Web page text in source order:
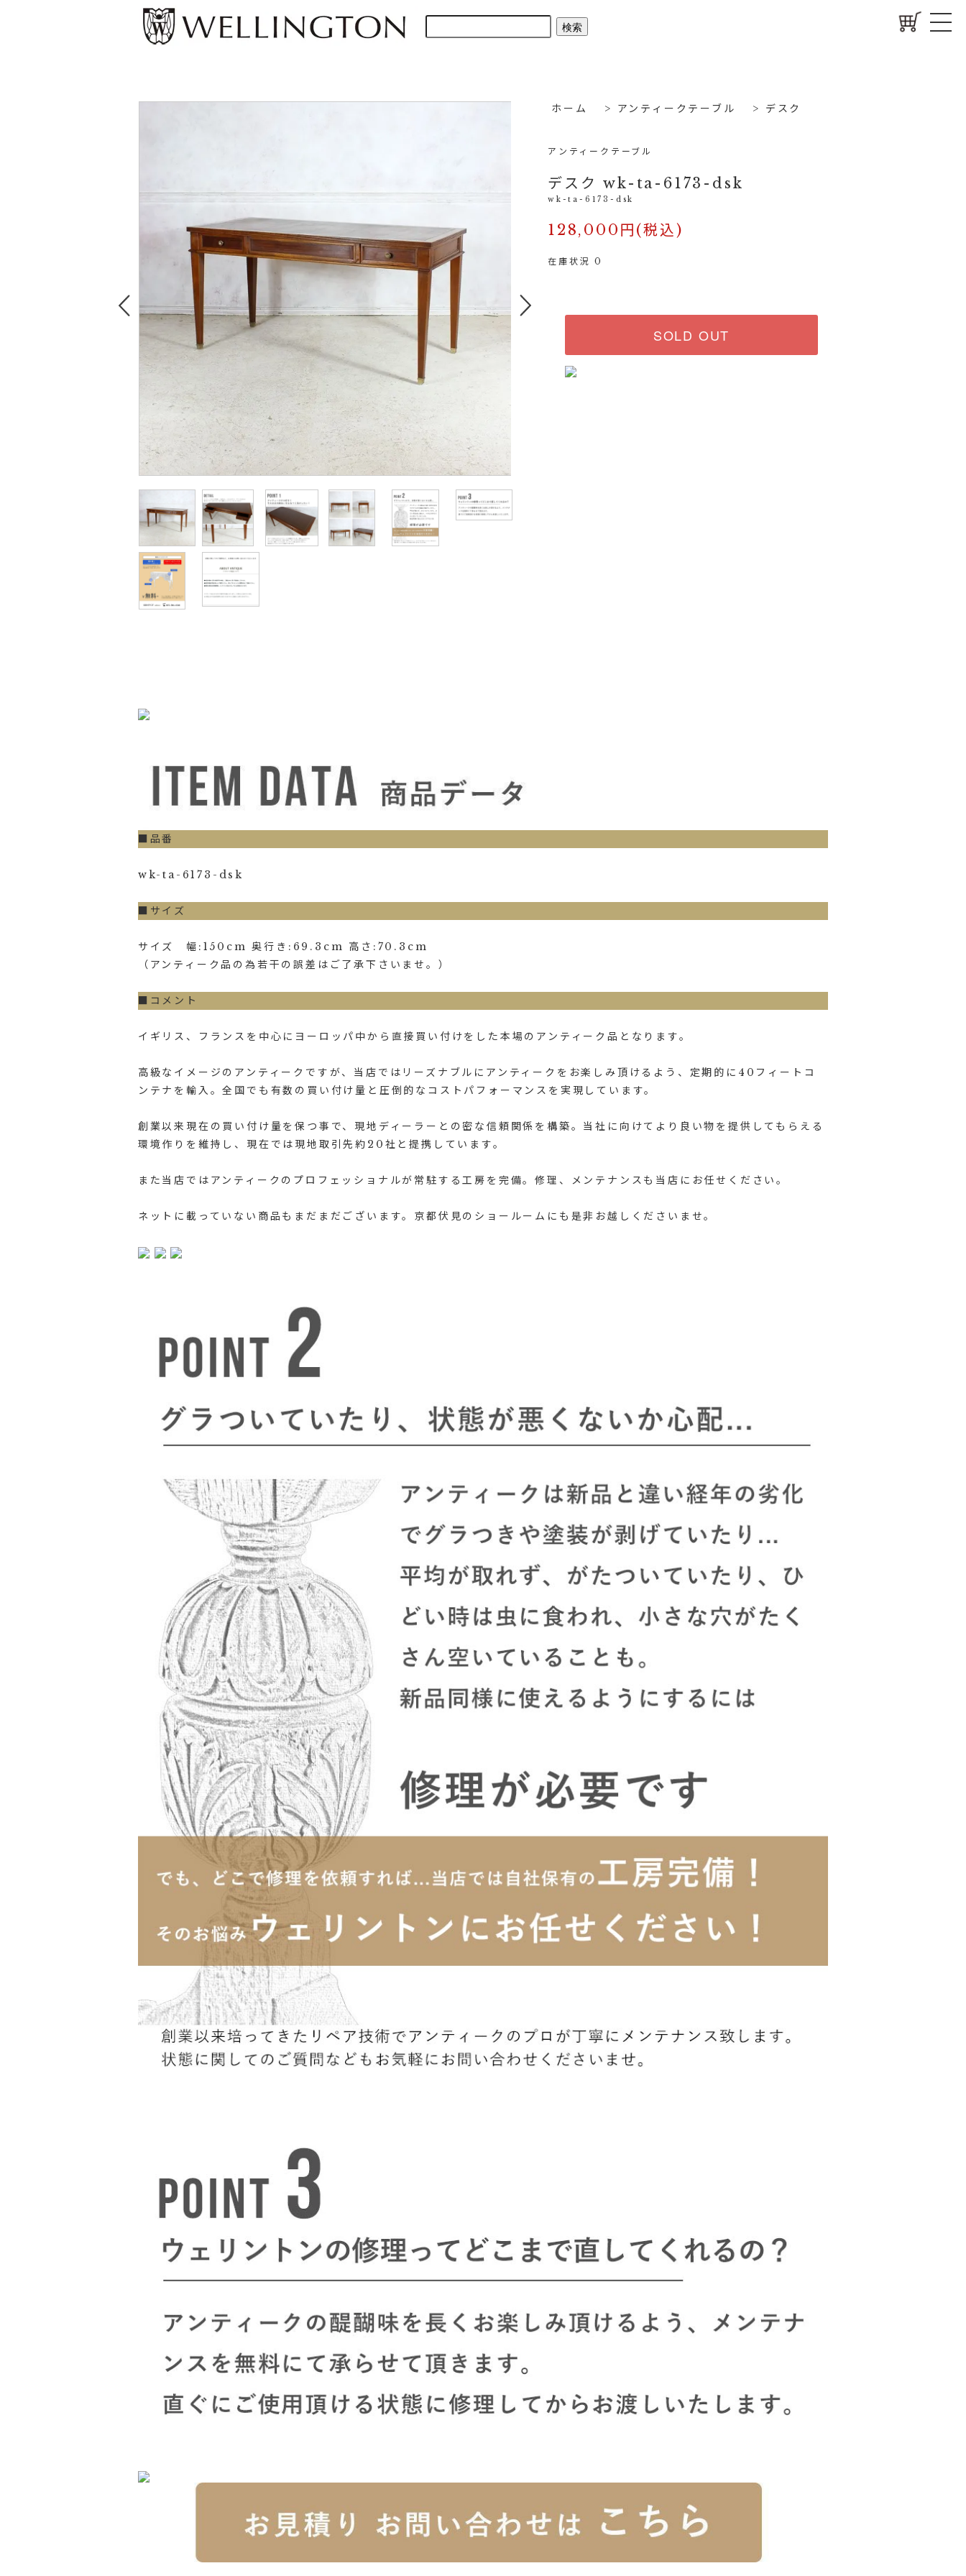
ホーム > アンティークテーブル > デスク
アンティークテーブル
デスク wk-ta-6173-dsk
wk-ta-6173-dsk
128,000円(税込)
在庫状況 0
SOLD OUT
■品番
wk-ta-6173-dsk
■サイズ
サイズ 幅:150cm 奥行き:69.3cm 高さ:70.3cm
（アンティーク品の為若干の誤差はご了承下さいませ。）
■コメント
イギリス、フランスを中心にヨーロッパ中から直接買い付けをした本場のアンティーク品となります。
高級なイメージのアンティークですが、当店ではリーズナブルにアンティークをお楽しみ頂けるよう、定期的に40フィートコ
ンテナを輸入。全国でも有数の買い付け量と圧倒的なコストパフォーマンスを実現しています。
創業以来現在の買い付け量を保つ事で、現地ディーラーとの密な信頼関係を構築。当社に向けてより良い物を提供してもらえる
環境作りを維持し、現在では現地取引先約20社と提携しています。
また当店ではアンティークのプロフェッショナルが常駐する工房を完備。修理、メンテナンスも当店にお任せください。
ネットに載っていない商品もまだまだございます。京都伏見のショールームにも是非お越しくださいませ。